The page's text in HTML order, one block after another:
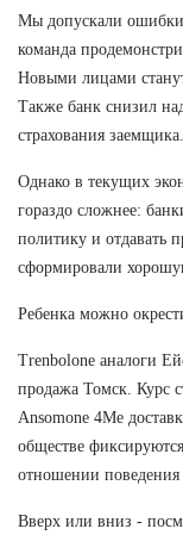
Мы допускали
команда
Новыми лицами
Также банк снизил
страхования заемщика.
Однако в текущих
гораздо сложнее:
политику и отдавать
сформировали
Ребенка можно
Trenbolone аналоги
продажа Томск. Курс
Ansomone 4Me
обществе
отношении поведения
Вверх или вниз -